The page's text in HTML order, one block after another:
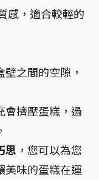
感，適合較輕的
之間的空隙，
會擠壓蛋糕，過
思 ，您可以為您
美味的蛋糕在運